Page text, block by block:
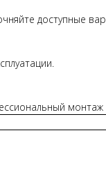
доступные
монтаж